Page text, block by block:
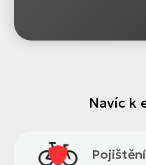
Navíc k